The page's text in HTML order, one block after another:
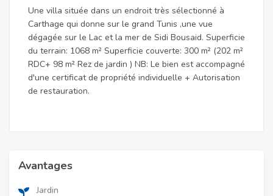
Une villa située dans un endroit très sélectionné à
Carthage qui donne sur le grand Tunis ,une vue
dégagée sur le Lac et la mer de Sidi Bousaid. Superficie
du terrain: 1068 m² Superficie couverte: 300 m² (202 m²
RDC+ 98 m² Rez de jardin ) NB: Le bien est accompagné
d'une certificat de propriété individuelle + Autorisation
de restauration.
Avantages
Jardin